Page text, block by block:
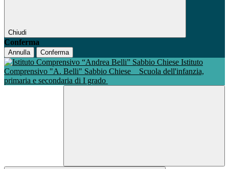
Chiudi
Conferma
Annulla Conferma
Istituto
Comprensivo "A. Belli" Sabbio Chiese
Scuola dell'infanzia,
primaria e secondaria di I grado